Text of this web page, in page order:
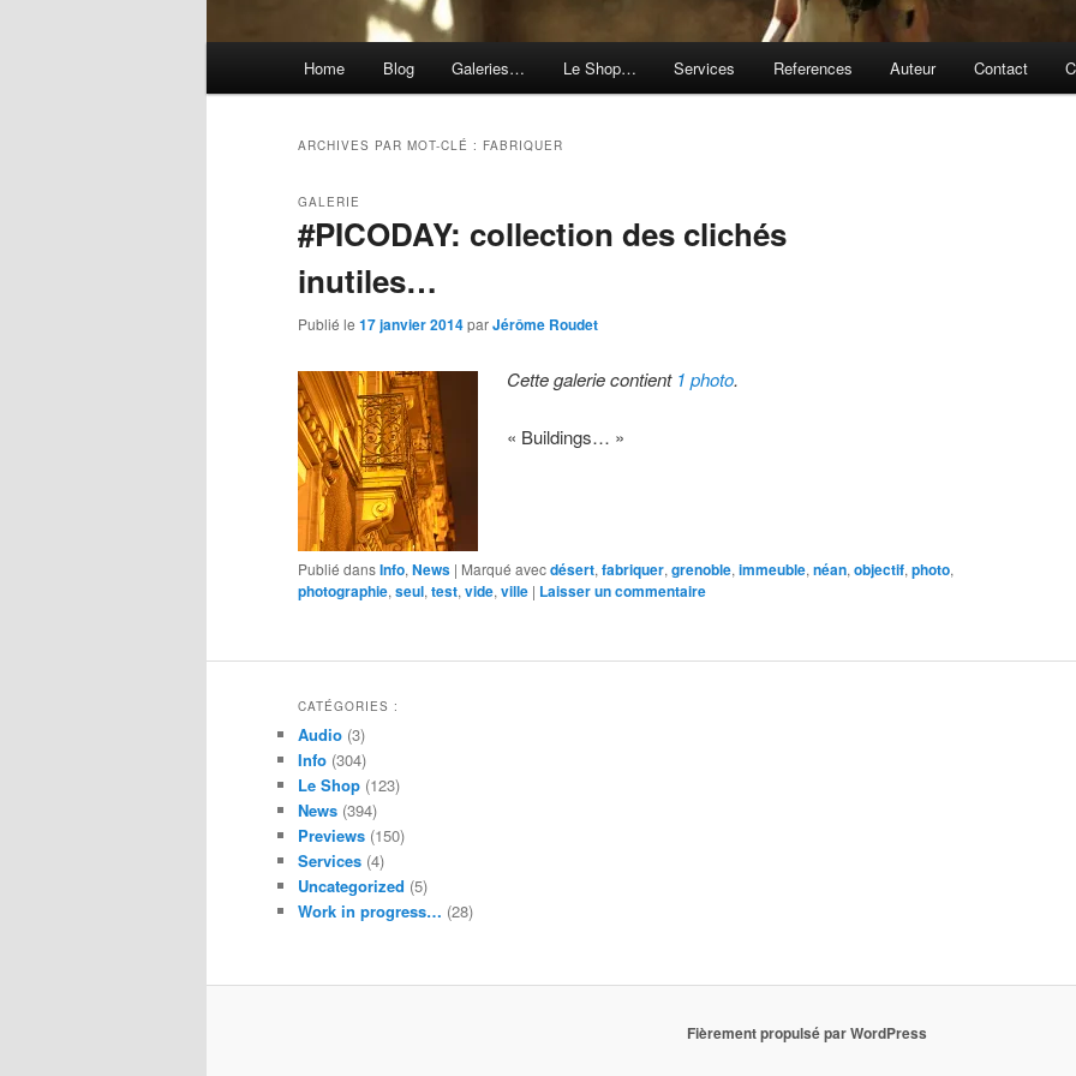
Home Blog Galeries… Le Shop… Services References Auteur Contact
ARCHIVES PAR MOT-CLÉ : FABRIQUER
#PICODAY: collection des clichés
inutiles…
GALERIE
Publié le 17 janvier 2014parJérôme Roudet
Cette galerie contient 1 photo.
« Buildings… »
Publié dansInfo, News | Marqué avecdésert, fabriquer, grenoble, immeuble, néan, objectif, photo,
photographie, seul, test, vide, ville | Laisser un commentaire
CATÉGORIES :
Audio (3)
Info (304)
Le Shop (123)
News (394)
Previews (150)
Services (4)
Uncategorized (5)
Work in progress… (28)
Fièrement propulsé par WordPress